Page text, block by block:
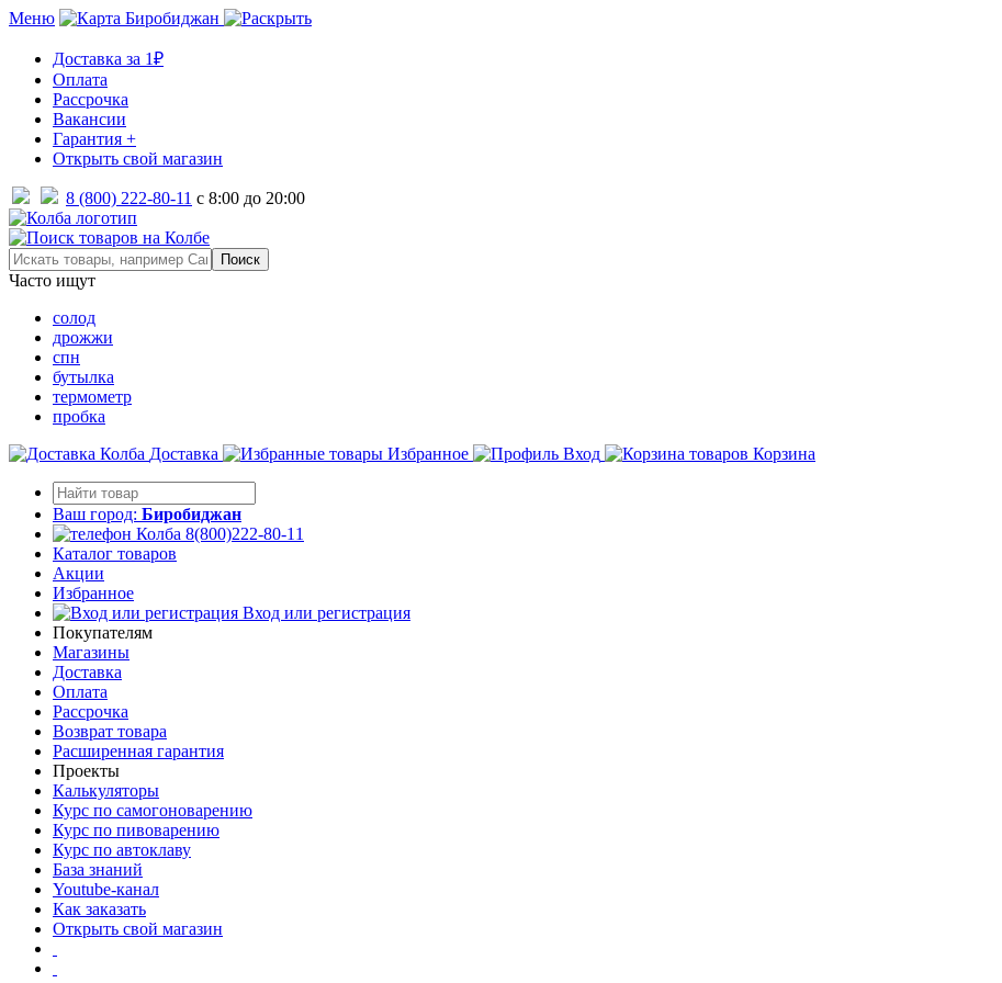
Меню Биробиджан
Доставка за 1₽
Оплата
Рассрочка
Вакансии
Гарантия +
Открыть свой магазин
8 (800) 222-80-11 с 8:00 до 20:00
Часто ищут
солод
дрожжи
спн
бутылка
термометр
пробка
Доставка
Избранное Вход Корзина
Ваш город: Биробиджан
8(800)222-80-11
Каталог товаров
Акции
Избранное
Вход или регистрация
Покупателям
Магазины
Доставка
Оплата
Рассрочка
Возврат товара
Расширенная гарантия
Проекты
Калькуляторы
Курс по самогоноварению
Курс по пивоварению
Курс по автоклаву
База знаний
Youtube-канал
Как заказать
Открыть свой магазин